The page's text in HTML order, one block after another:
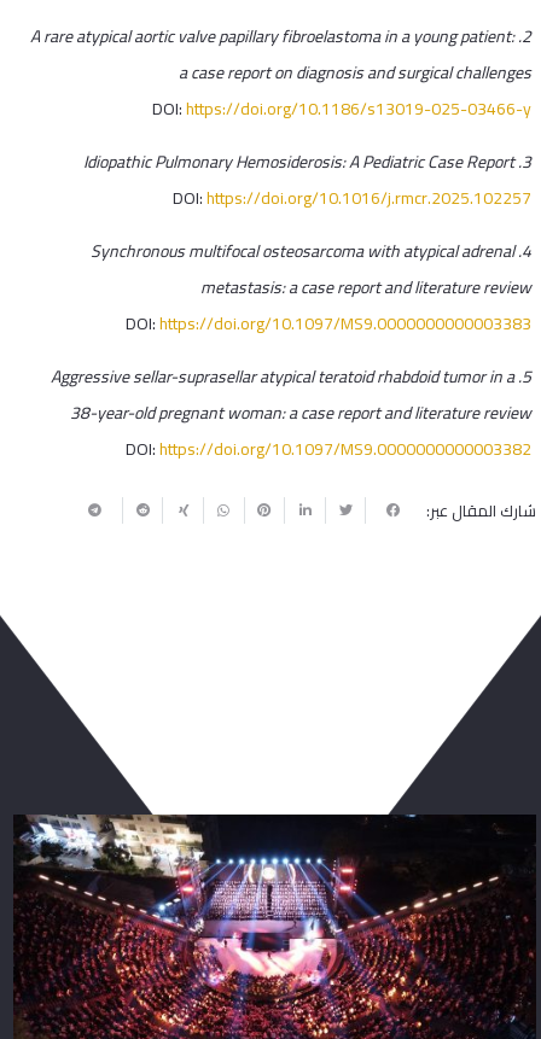
2. A rare atypical aortic valve papillary fibroelastoma in a young patient:
a case report on diagnosis and surgical challenges
DOI:https://doi.org/10.1186/s13019-025-03466-y
3. Idiopathic Pulmonary Hemosiderosis: A Pediatric Case Report
DOI:https://doi.org/10.1016/j.rmcr.2025.102257
4. Synchronous multifocal osteosarcoma with atypical adrenal
metastasis: a case report and literature review
DOI:https://doi.org/10.1097/MS9.0000000000003383
5. Aggressive sellar-suprasellar atypical teratoid rhabdoid tumor in a
38-year-old pregnant woman: a case report and literature review
DOI:https://doi.org/10.1097/MS9.0000000000003382
شارك المقال عبر: